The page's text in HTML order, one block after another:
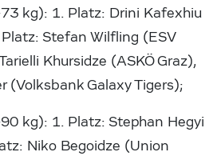
kg): 1. Platz: Drini Kafexhiu
Stefan Wilfling (ESV
Khursidze (ASKÖ Graz),
(Volksbank Galaxy Tigers);
kg): 1. Platz: Stephan Hegyi
Niko Begoidze (Union